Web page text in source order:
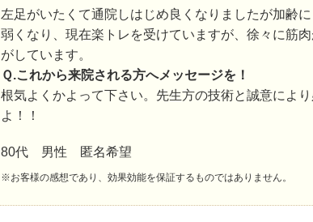
左足がいたくて通院しはじめ良くなりましたが加齢
弱くなり、現在楽トレを受けていますが、徐々に筋
がしています。
Ｑ.これから来院される方へメッセージを！
根気よくかよって下さい。先生方の技術と誠意によ
よ！！
80代 男性 匿名希望
※お客様の感想であり、効果効能を保証するものではありません。